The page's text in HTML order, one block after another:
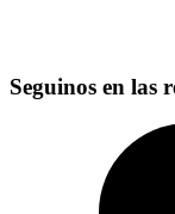
Seguinos en las